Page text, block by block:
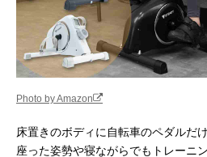
Photo by Amazon
床置きのボディに自転車のペダルだ
座った姿勢や寝ながらでもトレーニ